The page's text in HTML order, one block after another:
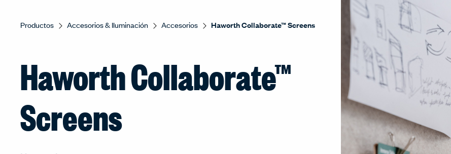
Productos Accesorios & Iluminación Accesorios Haworth Collaborate™ Screens
Haworth Collaborate™
Screens